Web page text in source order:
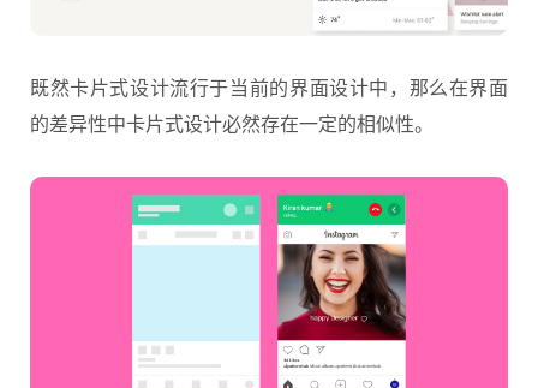
既然卡片式设计流行于当前的界面设计中，那么在界面
的差异性中卡片式设计必然存在一定的相似性。